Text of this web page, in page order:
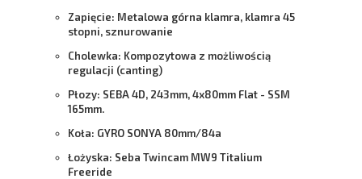
Zapięcie: Metalowa górna klamra, klamra 45
stopni, sznurowanie
Cholewka: Kompozytowa z możliwością
regulacji (canting)
Płozy: SEBA 4D, 243mm, 4x80mm Flat - SSM
165mm.
Koła: GYRO SONYA 80mm/84a
Łożyska: Seba Twincam MW9 Titalium
Freeride